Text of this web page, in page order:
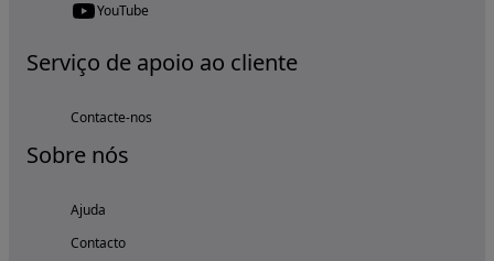
YouTube
Serviço de apoio ao cliente
Contacte-nos
Sobre nós
Ajuda
Contacto